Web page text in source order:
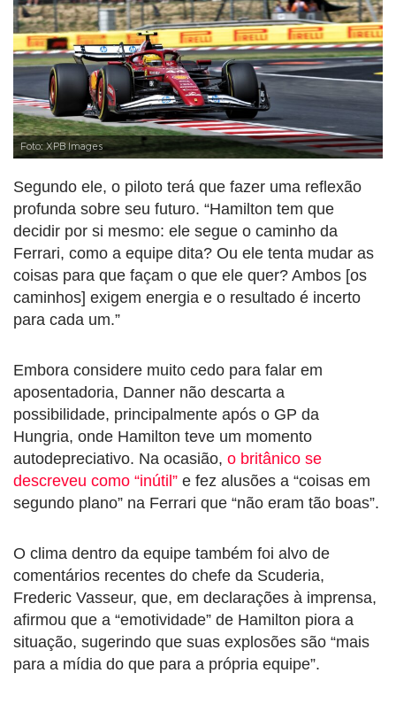
Foto: XPB Images
Segundo ele, o piloto terá que fazer uma reflexão
profunda sobre seu futuro. “Hamilton tem que
decidir por si mesmo: ele segue o caminho da
Ferrari, como a equipe dita? Ou ele tenta mudar as
coisas para que façam o que ele quer? Ambos [os
caminhos] exigem energia e o resultado é incerto
para cada um.”
Embora considere muito cedo para falar em
aposentadoria, Danner não descarta a
possibilidade, principalmente após o GP da
Hungria, onde Hamilton teve um momento
autodepreciativo. Na ocasião, o britânico se
descreveu como “inútil” e fez alusões a “coisas em
segundo plano” na Ferrari que “não eram tão boas”.
O clima dentro da equipe também foi alvo de
comentários recentes do chefe da Scuderia,
Frederic Vasseur, que, em declarações à imprensa,
afirmou que a “emotividade” de Hamilton piora a
situação, sugerindo que suas explosões são “mais
para a mídia do que para a própria equipe”.